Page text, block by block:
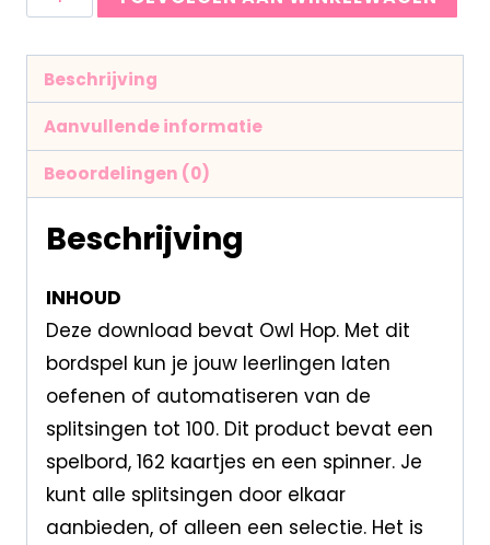
Beschrijving
Aanvullende informatie
Beoordelingen (0)
Beschrijving
INHOUD
Deze download bevat Owl Hop. Met dit
bordspel kun je jouw leerlingen laten
oefenen of automatiseren van de
splitsingen tot 100. Dit product bevat een
spelbord, 162 kaartjes en een spinner. Je
kunt alle splitsingen door elkaar
aanbieden, of alleen een selectie. Het is